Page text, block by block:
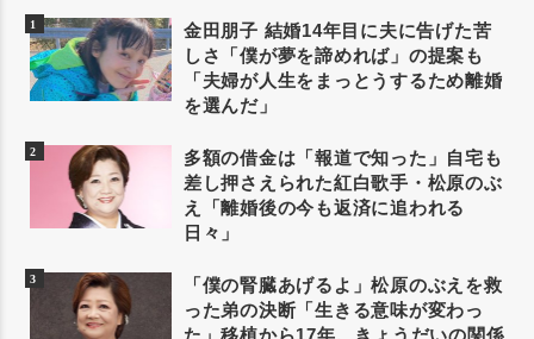
金田朋子 結婚14年目に夫に告げた苦
しさ「僕が夢を諦めれば」の提案も
「夫婦が人生をまっとうするため離婚
を選んだ」
多額の借金は「報道で知った」自宅も
差し押さえられた紅白歌手・松原のぶ
え「離婚後の今も返済に追われる
日々」
「僕の腎臓あげるよ」松原のぶえを救
った弟の決断「生きる意味が変わっ
た」移植から17年、きょうだいの関係